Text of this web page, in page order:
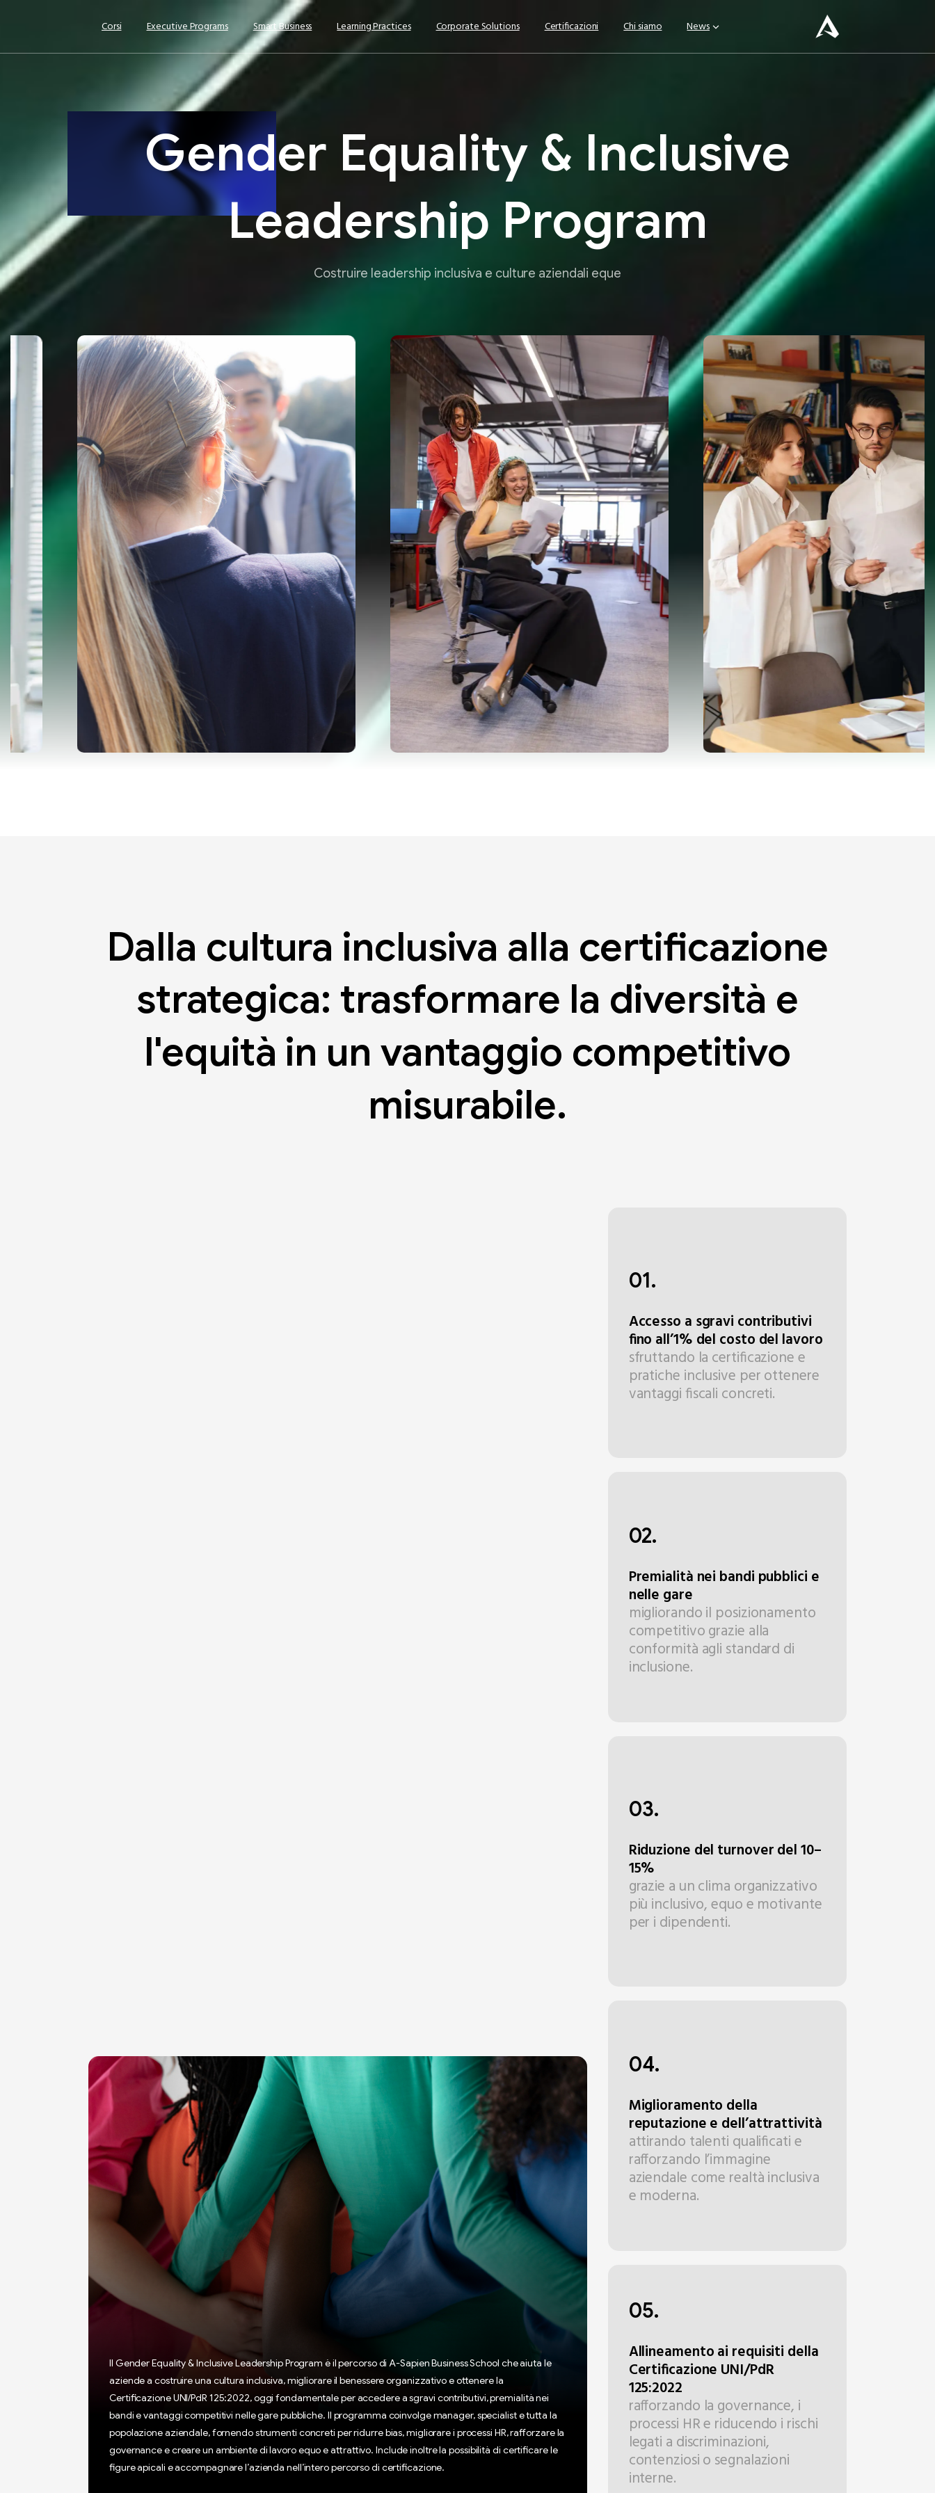
Corsi Executive Programs Smart Business Learning Practices Corporate Solutions Certificazioni Chi siamo News
Gender Equality & Inclusive
Leadership Program
Costruire leadership inclusiva e culture aziendali eque
Dalla cultura inclusiva alla certificazione
strategica: trasformare la diversità e
l'equità in un vantaggio competitivo
misurabile.
Il Gender Equality & Inclusive Leadership Program è il percorso di A-Sapien Business School che aiuta le
aziende a costruire una cultura inclusiva, migliorare il benessere organizzativo e ottenere la
Certificazione UNI/PdR 125:2022, oggi fondamentale per accedere a sgravi contributivi, premialità nei
bandi e vantaggi competitivi nelle gare pubbliche. Il programma coinvolge manager, specialist e tutta la
popolazione aziendale, fornendo strumenti concreti per ridurre bias, migliorare i processi HR, rafforzare la
governance e creare un ambiente di lavoro equo e attrattivo. Include inoltre la possibilità di certificare le
figure apicali e accompagnare l’azienda nell’intero percorso di certificazione.
01.
Accesso a sgravi contributivi
fino all’1% del costo del lavoro
sfruttando la certificazione e
pratiche inclusive per ottenere
vantaggi fiscali concreti.
02.
Premialità nei bandi pubblici e
nelle gare
migliorando il posizionamento
competitivo grazie alla
conformità agli standard di
inclusione.
03.
Riduzione del turnover del 10–
15%
grazie a un clima organizzativo
più inclusivo, equo e motivante
per i dipendenti.
04.
Miglioramento della
reputazione e dell’attrattività
attirando talenti qualificati e
rafforzando l’immagine
aziendale come realtà inclusiva
e moderna.
05.
Allineamento ai requisiti della
Certificazione UNI/PdR
125:2022
rafforzando la governance, i
processi HR e riducendo i rischi
legati a discriminazioni,
contenziosi o segnalazioni
interne.